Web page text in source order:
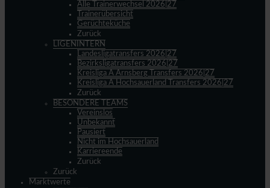
Alle Trainerwechsel 2026|27
Trainerübersicht
Gerüchteküche
Zurück
LIGENINTERN
Landesligatransfers 2026|27
Bezirksligatransfers 2026|27
Kreisliga A Arnsberg Transfers 2026|27
Kreisliga A Hochsauerland Transfers 2026|27
Zurück
BESONDERE TEAMS
Vereinslos
Unbekannt
Pausiert
Nicht im Hochsauerland
Karriereende
Zurück
Zurück
Marktwerte